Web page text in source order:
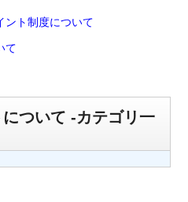
ント制度について
て
ついて -カテゴリ一